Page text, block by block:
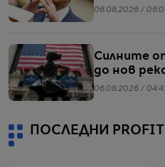
06.08.2026 /
Силните
до нов
06.08.2026 /
ПОСЛЕДНИ PROFIT